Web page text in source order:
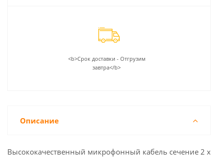
<b>Срок доставки - Отгрузим
завтра</b>
Описание
Высококачественный микрофонный кабель сечение 2 х